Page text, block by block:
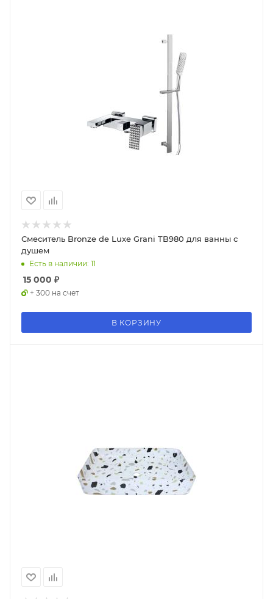
Смеситель Bronze de Luxe Grani TB980 для ванны с
душем
Есть в наличии: 11
15 000 ₽
+ 300 на счет
В КОРЗИНУ